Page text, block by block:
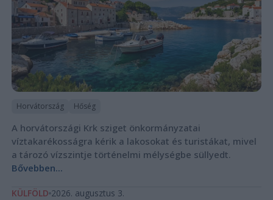
Horvátország Hőség
A horvátországi Krk sziget önkormányzatai
víztakarékosságra kérik a lakosokat és turistákat, mivel
a tározó vízszintje történelmi mélységbe süllyedt.
Bővebben...
KÜLFÖLD 2026. augusztus 3.